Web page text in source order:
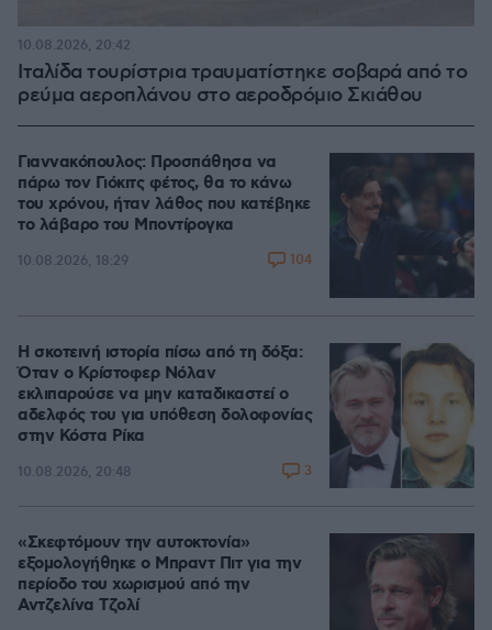
Ιταλίδα τουρίστρια τραυματίστηκε σοβαρά από το
ρεύμα αεροπλάνου στο αεροδρόμιο Σκιάθου
10.08.2026, 20:42
Γιαννακόπουλος: Προσπάθησα να
πάρω τον Γιόκιτς φέτος, θα το κάνω
του χρόνου, ήταν λάθος που κατέβηκε
το λάβαρο του Μποντίρογκα
10.08.2026, 18:29 104
Η σκοτεινή ιστορία πίσω από τη δόξα:
Όταν ο Κρίστοφερ Νόλαν
εκλιπαρούσε να μην καταδικαστεί ο
αδελφός του για υπόθεση δολοφονίας
στην Κόστα Ρίκα
10.08.2026, 20:48 3
«Σκεφτόμουν την αυτοκτονία»
εξομολογήθηκε ο Μπραντ Πιτ για την
περίοδο του χωρισμού από την
Αντζελίνα Τζολί